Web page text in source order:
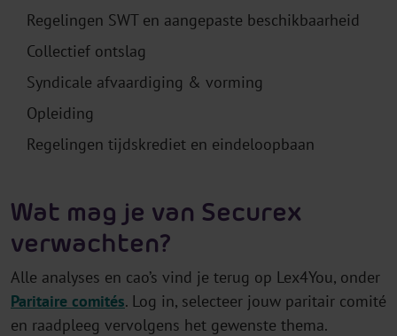
Regelingen SWT en aangepaste beschikbaarheid
Collectief ontslag
Syndicale afvaardiging & vorming
Opleiding
Regelingen tijdskrediet en eindeloopbaan
Wat mag je van Securex
verwachten?
Alle analyses en cao’s vind je terug op Lex4You, onder
Paritaire comités. Log in, selecteer jouw paritair comité
en raadpleeg vervolgens het gewenste thema.